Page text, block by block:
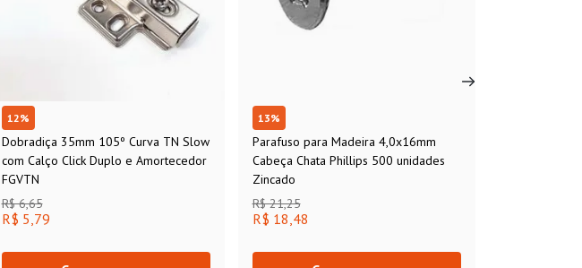
12%
Dobradiça 35mm 105º Curva TN Slow
com Calço Click Duplo e Amortecedor
FGVTN
R$ 6,65
R$ 5,79
13%
Parafuso para Madeira 4,0x16mm
Cabeça Chata Phillips 500 unidades
Zincado
R$ 21,25
R$ 18,48